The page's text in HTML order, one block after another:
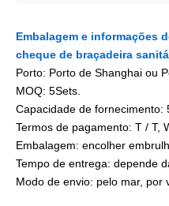
Embalagem e informações
cheque de braçadeira
Porto: Porto de Shanghai ou
MOQ: 5Sets.
Capacidade de fornecimento:
Termos de pagamento: T / T,
Embalagem: encolher
Tempo de entrega: depende
Modo de envio: pelo mar, por